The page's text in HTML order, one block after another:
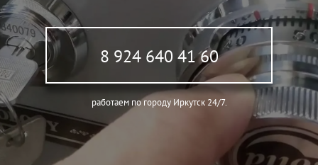
8 924 640 41 60
работаем по городу Иркутск 24/7.